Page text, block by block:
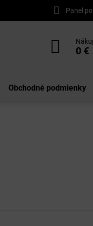
Panel
0 €
Obchodné podmienky